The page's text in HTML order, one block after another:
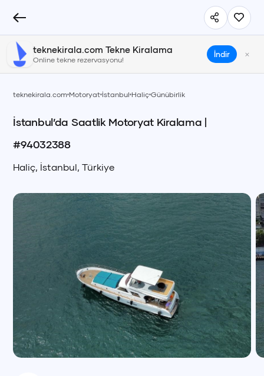
teknekirala.com Tekne Kiralama
Online tekne rezervasyonu!
İndir ×
teknekirala.com Motoryat İstanbul Haliç Günübirlik
İstanbul’da Saatlik Motoryat Kiralama |
#94032388
Haliç, İstanbul,Türkiye